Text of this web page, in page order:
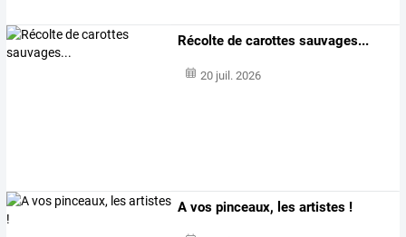
Récolte de carottes sauvages...
20 juil. 2026
A vos pinceaux, les artistes !